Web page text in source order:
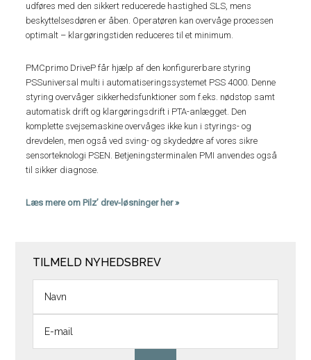
udføres med den sikkert reducerede hastighed SLS, mens
beskyttelsesdøren er åben. Operatøren kan overvåge processen
optimalt – klargøringstiden reduceres til et minimum.
PMCprimo DriveP får hjælp af den konfigurerbare styring
PSSuniversal multi i automatiseringssystemet PSS 4000. Denne
styring overvåger sikkerhedsfunktioner som f.eks. nødstop samt
automatisk drift og klargøringsdrift i PTA-anlægget. Den
komplette svejsemaskine overvåges ikke kun i styrings- og
drevdelen, men også ved sving- og skydedøre af vores sikre
sensorteknologi PSEN. Betjeningsterminalen PMI anvendes også
til sikker diagnose.
Læs mere om Pilz’ drev-løsninger her »
TILMELD NYHEDSBREV